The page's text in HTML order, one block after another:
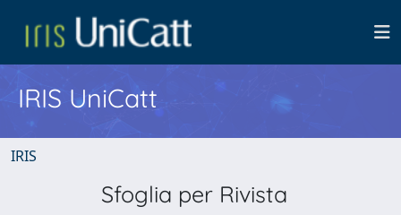
IRIS UniCatt
IRIS
Sfoglia per Rivista